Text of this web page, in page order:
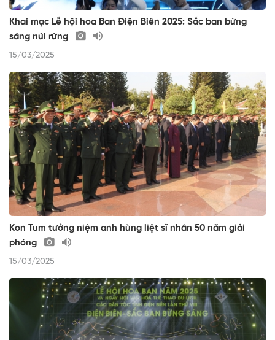
Khai mạc Lễ hội hoa Ban Điện Biên 2025: Sắc ban bừng
sáng núi rừng
15/03/2025
Kon Tum tưởng niệm anh hùng liệt sĩ nhân 50 năm giải
phóng
15/03/2025